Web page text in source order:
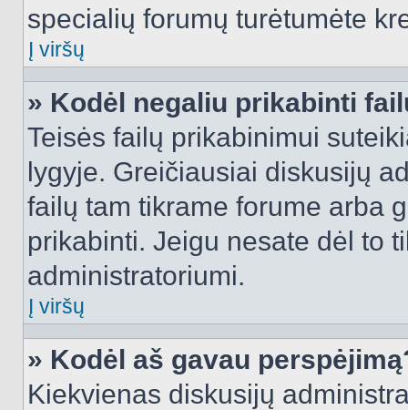
specialių forumų turėtumėte
Į viršų
» Kodėl negaliu prikabinti
Teisės failų prikabinimui
lygyje. Greičiausiai diskusijų
failų tam tikrame forume arba
prikabinti. Jeigu nesate dėl to
administratoriumi.
Į viršų
» Kodėl aš gavau
Kiekvienas diskusijų